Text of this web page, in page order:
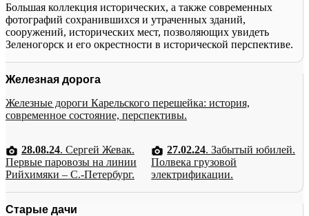
Большая коллекция исторических, а также современных
фотографий сохранившихся и утраченных зданий,
сооружений, исторических мест, позволяющих увидеть
Зеленогорск и его окрестности в исторической перспективе.
Железная дорога
Железные дороги Карельского перешейка: история,
современное состояние, перспективы.
28.08.24. Сергей Жевак.
Первые паровозы на линии
Рийхимяки – С.-Петербург.
27.02.24. Забытый юбилей.
Полвека грузовой
электрификации.
Старые дачи